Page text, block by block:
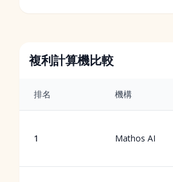
複利計算機比較
排名 機構
1 Mathos AI